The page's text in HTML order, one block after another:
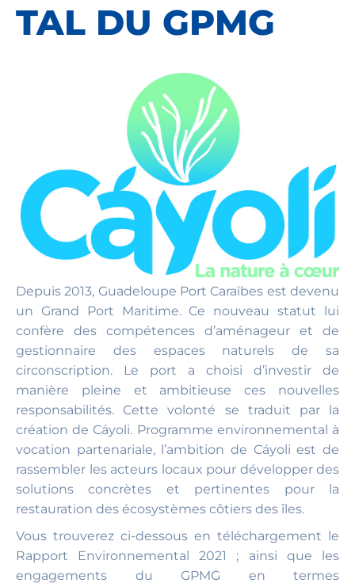
TAL DU GPMG
Depuis 2013, Guadeloupe Port Caraïbes est devenu
un Grand Port Maritime. Ce nouveau statut lui
confère des compétences d’aménageur et de
gestionnaire des espaces naturels de sa
circonscription. Le port a choisi d’investir de
manière pleine et ambitieuse ces nouvelles
responsabilités. Cette volonté se traduit par la
création de Cáyoli. Programme environnemental à
vocation partenariale, l’ambition de Cáyoli est de
rassembler les acteurs locaux pour développer des
solutions concrètes et pertinentes pour la
restauration des écosystèmes côtiers des îles.
Vous trouverez ci-dessous en téléchargement le
Rapport Environnemental 2021 ; ainsi que les
engagements du GPMG en termes